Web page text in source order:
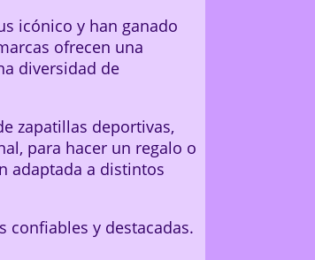
icónico y han ganado
ofrecen una
diversidad de
zapatillas deportivas,
para hacer un regalo o
adaptada a distintos
confiables y destacadas.